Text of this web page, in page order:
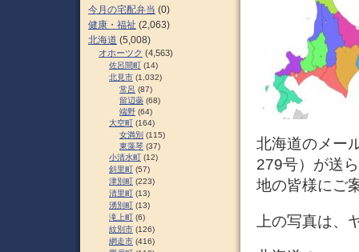
北海道のメー
279号）が送
地の皆様にご
上の写真は、
今月の宅配弁当 (0)
健康・福祉 (2,063)
北海道 (5,008)
オホーツク (4,563)
佐呂間町 (14)
北見市 (1,032)
常呂 (87)
留辺蘂 (68)
端野 (64)
大空町 (164)
女満別 (115)
東藻琴 (37)
小清水町 (12)
斜里町 (57)
津別町 (223)
清里町 (13)
湧別町 (13)
滝上町 (6)
紋別市 (126)
網走市 (416)